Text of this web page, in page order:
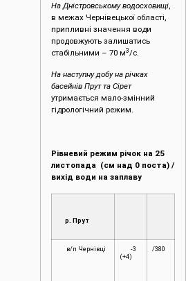
На Дністровському водосховищі,
в межах Чернівецької області,
припливні значення води
продовжують залишатись
стабільними – 70 м3/с.
На наступну добу на річках
басейнів Прут та Сірет
утримається мало-змінний
гідрологічний режим.
Рівневий режим річок на 25
листопада (см над 0 поста) /
вихід води на заплаву
р. Прут
в/п Чернівці
-3
(+4)
/380